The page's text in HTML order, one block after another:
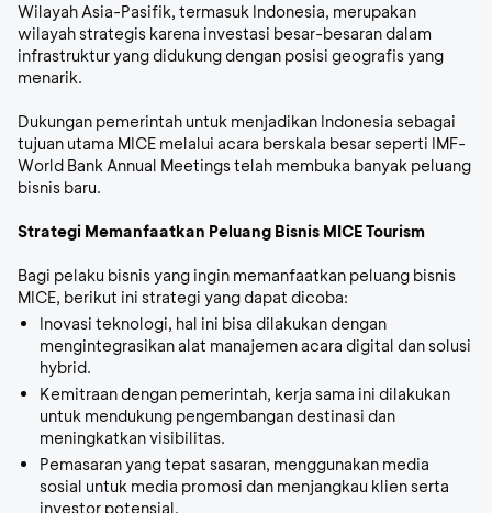
Wilayah Asia-Pasifik, termasuk Indonesia, merupakan
wilayah strategis karena investasi besar-besaran dalam
infrastruktur yang didukung dengan posisi geografis yang
menarik.
Dukungan pemerintah untuk menjadikan Indonesia sebagai
tujuan utama MICE melalui acara berskala besar seperti IMF-
World Bank Annual Meetings telah membuka banyak peluang
bisnis baru.
Strategi Memanfaatkan Peluang Bisnis MICE Tourism
Bagi pelaku bisnis yang ingin memanfaatkan peluang bisnis
MICE, berikut ini strategi yang dapat dicoba:
Inovasi teknologi, hal ini bisa dilakukan dengan
mengintegrasikan alat manajemen acara digital dan solusi
hybrid.
Kemitraan dengan pemerintah, kerja sama ini dilakukan
untuk mendukung pengembangan destinasi dan
meningkatkan visibilitas.
Pemasaran yang tepat sasaran, menggunakan media
sosial untuk media promosi dan menjangkau klien serta
investor potensial.